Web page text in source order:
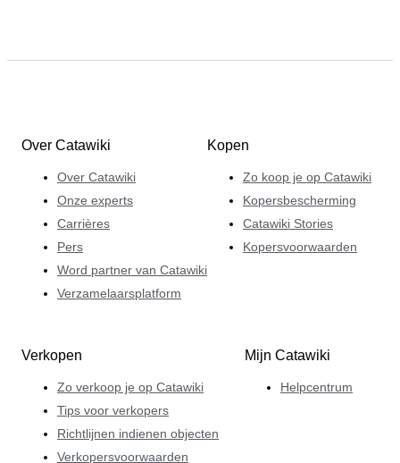
Over Catawiki
Over Catawiki
Onze experts
Carrières
Pers
Word partner van Catawiki
Verzamelaarsplatform
Kopen
Zo koop je op Catawiki
Kopersbescherming
Catawiki Stories
Kopersvoorwaarden
Verkopen
Zo verkoop je op Catawiki
Tips voor verkopers
Richtlijnen indienen objecten
Verkopersvoorwaarden
Mijn Catawiki
Helpcentrum